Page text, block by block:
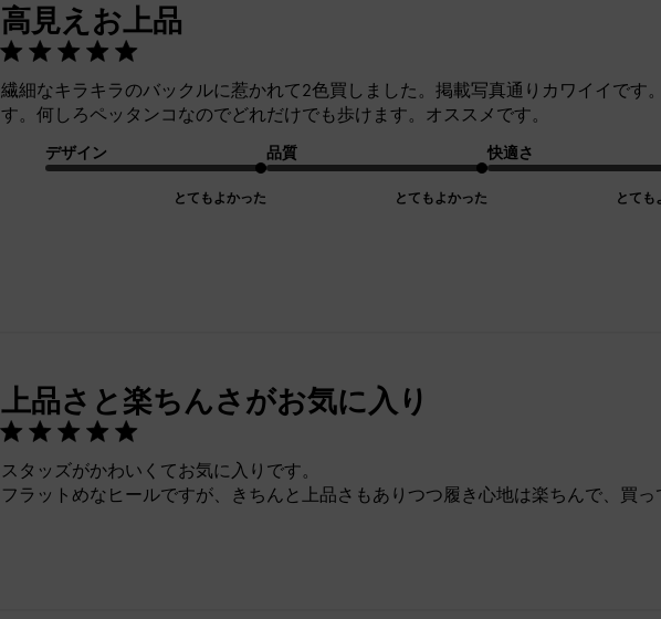
高見えお上品
繊細なキラキラのバックルに惹かれて2色買しました。掲載写真通りカワイイです
す。何しろペッタンコなのでどれだけでも歩けます。オススメです。
デザイン
とてもよかった
品質
とてもよかった
快適さ
とても
上品さと楽ちんさがお気に入り
スタッズがかわいくてお気に入りです。
フラットめなヒールですが、きちんと上品さもありつつ履き心地は楽ちんで、買っ